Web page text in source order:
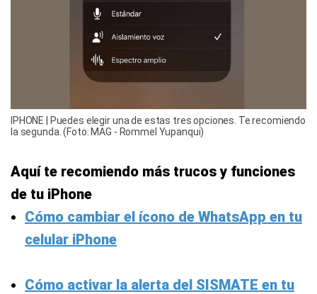
IPHONE | Puedes elegir una de estas tres opciones. Te recomiendo
la segunda. (Foto: MAG - Rommel Yupanqui)
Aquí te recomiendo más trucos y funciones
de tu iPhone
Cómo cambiar el ícono de WhatsApp en tu
celular iPhone
Cómo activar la alerta del SISMATE en tu